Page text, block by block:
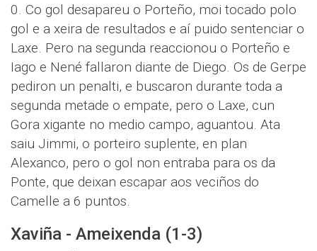
0. Co gol desapareu o Porteño, moi tocado polo
gol e a xeira de resultados e aí puido sentenciar o
Laxe. Pero na segunda reaccionou o Porteño e
Iago e Nené fallaron diante de Diego. Os de Gerpe
pediron un penalti, e buscaron durante toda a
segunda metade o empate, pero o Laxe, cun
Gora xigante no medio campo, aguantou. Ata
saiu Jimmi, o porteiro suplente, en plan
Alexanco, pero o gol non entraba para os da
Ponte, que deixan escapar aos veciños do
Camelle a 6 puntos.
Xaviña - Ameixenda (1-3)